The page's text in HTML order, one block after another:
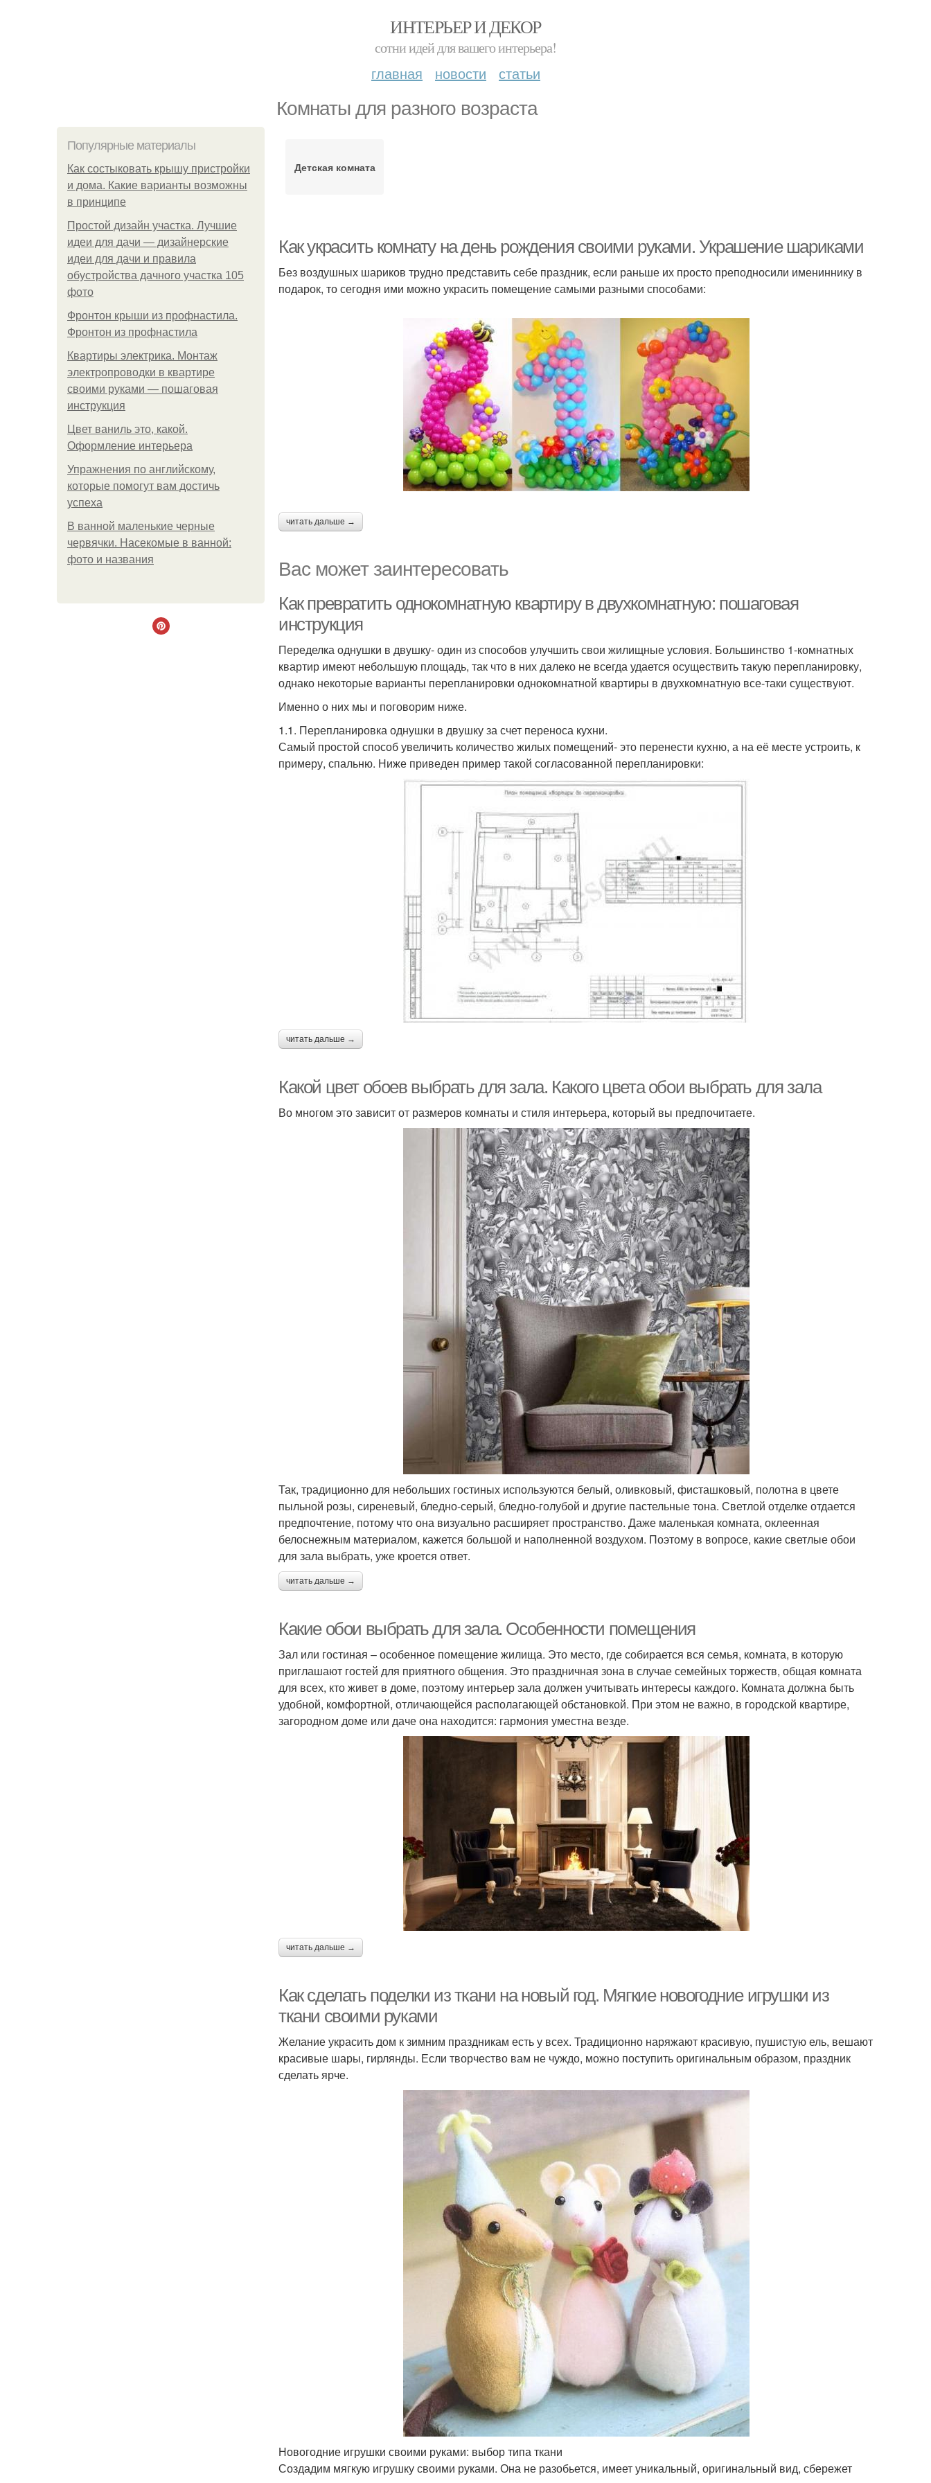
ИНТЕРЬЕР И ДЕКОР
сотни идей для вашего интерьера!
главная новости статьи
Комнаты для разного возраста
Популярные материалы
Как состыковать крышу пристройки
и дома. Какие варианты возможны
в принципе
Простой дизайн участка. Лучшие
идеи для дачи — дизайнерские
идеи для дачи и правила
обустройства дачного участка 105
фото
Фронтон крыши из профнастила.
Фронтон из профнастила
Квартиры электрика. Монтаж
электропроводки в квартире
своими руками — пошаговая
инструкция
Цвет ваниль это, какой.
Оформление интерьера
Упражнения по английскому,
которые помогут вам достичь
успеха
В ванной маленькие черные
червячки. Насекомые в ванной:
фото и названия
Детская комната
Как украсить комнату на день рождения своими руками. Украшение шариками
Без воздушных шариков трудно представить себе праздник, если раньше их просто преподносили имениннику в
подарок, то сегодня ими можно украсить помещение самыми разными способами:
читать дальше →
Вас может заинтересовать
Как превратить однокомнатную квартиру в двухкомнатную: пошаговая
инструкция
Переделка однушки в двушку- один из способов улучшить свои жилищные условия. Большинство 1-комнатных
квартир имеют небольшую площадь, так что в них далеко не всегда удается осуществить такую перепланировку,
однако некоторые варианты перепланировки однокомнатной квартиры в двухкомнатную все-таки существуют.
Именно о них мы и поговорим ниже.
1.1. Перепланировка однушки в двушку за счет переноса кухни.
Самый простой способ увеличить количество жилых помещений- это перенести кухню, а на её месте устроить, к
примеру, спальню. Ниже приведен пример такой согласованной перепланировки:
читать дальше →
Какой цвет обоев выбрать для зала. Какого цвета обои выбрать для зала
Во многом это зависит от размеров комнаты и стиля интерьера, который вы предпочитаете.
Так, традиционно для небольших гостиных используются белый, оливковый, фисташковый, полотна в цвете
пыльной розы, сиреневый, бледно-серый, бледно-голубой и другие пастельные тона. Светлой отделке отдается
предпочтение, потому что она визуально расширяет пространство. Даже маленькая комната, оклеенная
белоснежным материалом, кажется большой и наполненной воздухом. Поэтому в вопросе, какие светлые обои
для зала выбрать, уже кроется ответ.
читать дальше →
Какие обои выбрать для зала. Особенности помещения
Зал или гостиная – особенное помещение жилища. Это место, где собирается вся семья, комната, в которую
приглашают гостей для приятного общения. Это праздничная зона в случае семейных торжеств, общая комната
для всех, кто живет в доме, поэтому интерьер зала должен учитывать интересы каждого. Комната должна быть
удобной, комфортной, отличающейся располагающей обстановкой. При этом не важно, в городской квартире,
загородном доме или даче она находится: гармония уместна везде.
читать дальше →
Как сделать поделки из ткани на новый год. Мягкие новогодние игрушки из
ткани своими руками
Желание украсить дом к зимним праздникам есть у всех. Традиционно наряжают красивую, пушистую ель, вешают
красивые шары, гирлянды. Если творчество вам не чуждо, можно поступить оригинальным образом, праздник
сделать ярче.
Новогодние игрушки своими руками: выбор типа ткани
Создадим мягкую игрушку своими руками. Она не разобьется, имеет уникальный, оригинальный вид, сбережет